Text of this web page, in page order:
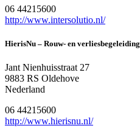
06 44215600
http://www.intersolutio.nl/
HierisNu – Rouw- en verliesbegeleiding
Jant Nienhuisstraat 27
9883 RS Oldehove
Nederland
06 44215600
http://www.hierisnu.nl/